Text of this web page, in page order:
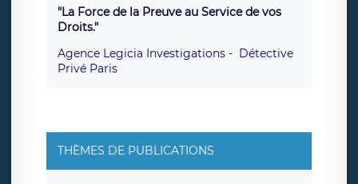
"La Force de la Preuve au Service de vos
Droits."
Agence Legicia Investigations - Détective
Privé Paris
THÈMES DE PUBLICATIONS